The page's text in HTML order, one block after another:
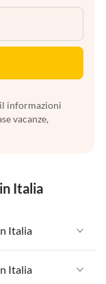
informazioni
vacanze,
Italia
Italia
Italia